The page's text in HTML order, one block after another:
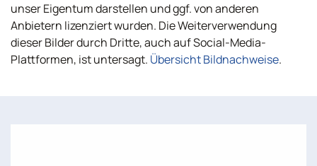
unser Eigentum darstellen und ggf. von anderen
Anbietern lizenziert wurden. Die Weiterverwendung
dieser Bilder durch Dritte, auch auf Social-Media-
Plattformen, ist untersagt. Übersicht Bildnachweise.